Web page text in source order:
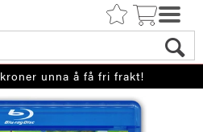
kroner unna å få fri frakt!